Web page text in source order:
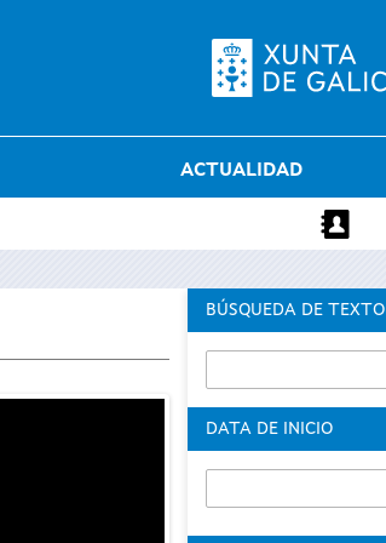
ACTUALIDAD
BÚSQUEDA DE TEXTO
DATA DE INICIO
de